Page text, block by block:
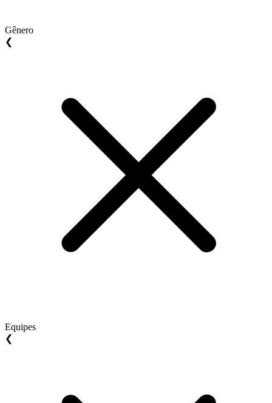
Gênero
❮
Equipes
❮